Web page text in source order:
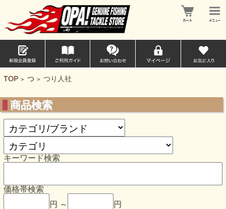
TOP > つ > つり人社
商品検索
キーワード検索
価格帯検索
円 ～
円